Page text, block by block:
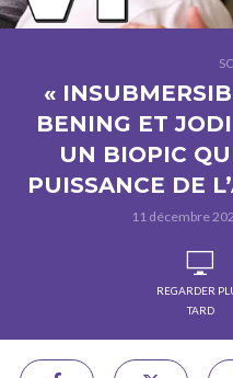
«
BENING ET
UN BIOPIC
PUISSANCE DE
11 décembre
REGARDER
TARD